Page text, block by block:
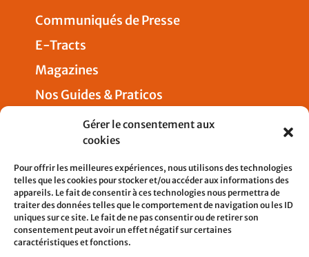
Gérer le consentement aux
cookies
Pour offrir les meilleures expériences, nous utilisons des technologies
telles que les cookies pour stocker et/ou accéder aux informations des
appareils. Le fait de consentir à ces technologies nous permettra de
traiter des données telles que le comportement de navigation ou les ID
uniques sur ce site. Le fait de ne pas consentir ou de retirer son
consentement peut avoir un effet négatif sur certaines
caractéristiques et fonctions.
Communiqués de Presse
E-Tracts
Magazines
Nos Guides & Praticos
Nous joindre
5, rue Pleyel
93200 SAINT-DENIS